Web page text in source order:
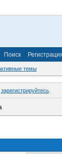
Поиск
темы
зарегистрируйтесь.